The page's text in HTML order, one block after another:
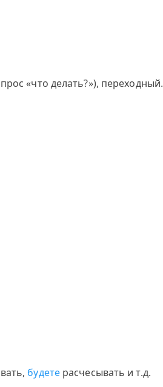
«что делать?»), переходный.
будетерасчесывать и т.д.